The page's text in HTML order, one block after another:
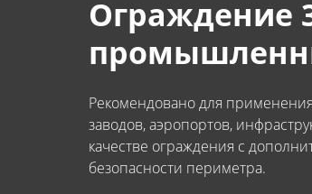
Ограждение
Рекомендовано для
заводов, аэропортов,
качестве ограждения с
безопасности периметра.